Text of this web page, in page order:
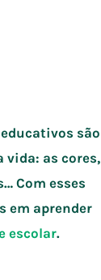
são
as cores,
Com esses
em aprender
escolar.